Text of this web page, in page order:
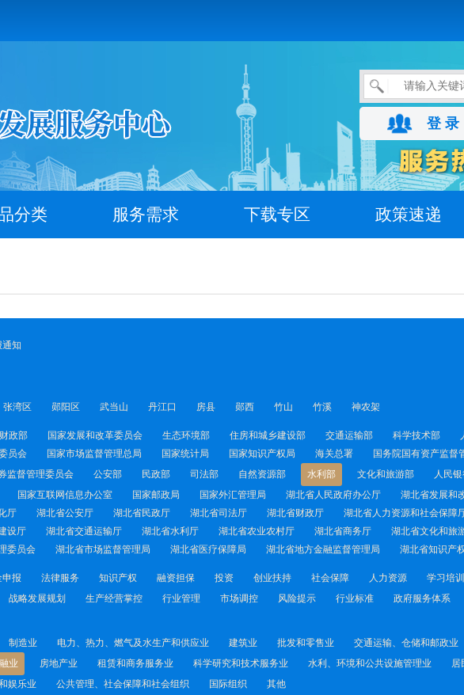
登 录
分类 服务需求 下载专区 政策速递
通知
张湾区 郧阳区 武当山 丹江口 房县 郧西 竹山 竹溪 神农架
财政部 国家发展和改革委员会 生态环境部 住房和城乡建设部 交通运输部 科学技术部
员会 国家市场监督管理总局 国家统计局 国家知识产权局 海关总署
国务院国有资产监督
监督管理委员会 公安部 民政部 司法部 自然资源部 水利部 文化和旅游部 人民
国家互联网信息办公室 国家邮政局 国家外汇管理局 湖北省人民政府办公厅 湖北省发展和
厅 湖北省公安厅 湖北省民政厅 湖北省司法厅 湖北省财政厅 湖北省人力资源和社会保障
设厅 湖北省交通运输厅 湖北省水利厅 湖北省农业农村厅 湖北省商务厅 湖北省文化和旅
委员会 湖北省市场监督管理局 湖北省医疗保障局 湖北省地方金融监督管理局 湖北省知识产
申报 法律服务 知识产权 融资担保 投资 创业扶持 社会保障 人力资源 学习培训
战略发展规划 生产经营掌控 行业管理 市场调控 风险提示 行业标准 政府服务体系
制造业 电力、热力、燃气及水生产和供应业 建筑业 批发和零售业 交通运输、仓储和邮政业
业 房地产业 租赁和商务服务业 科学研究和技术服务业 水利、环境和公共设施管理业
居
娱乐业 公共管理、社会保障和社会组织 国际组织 其他